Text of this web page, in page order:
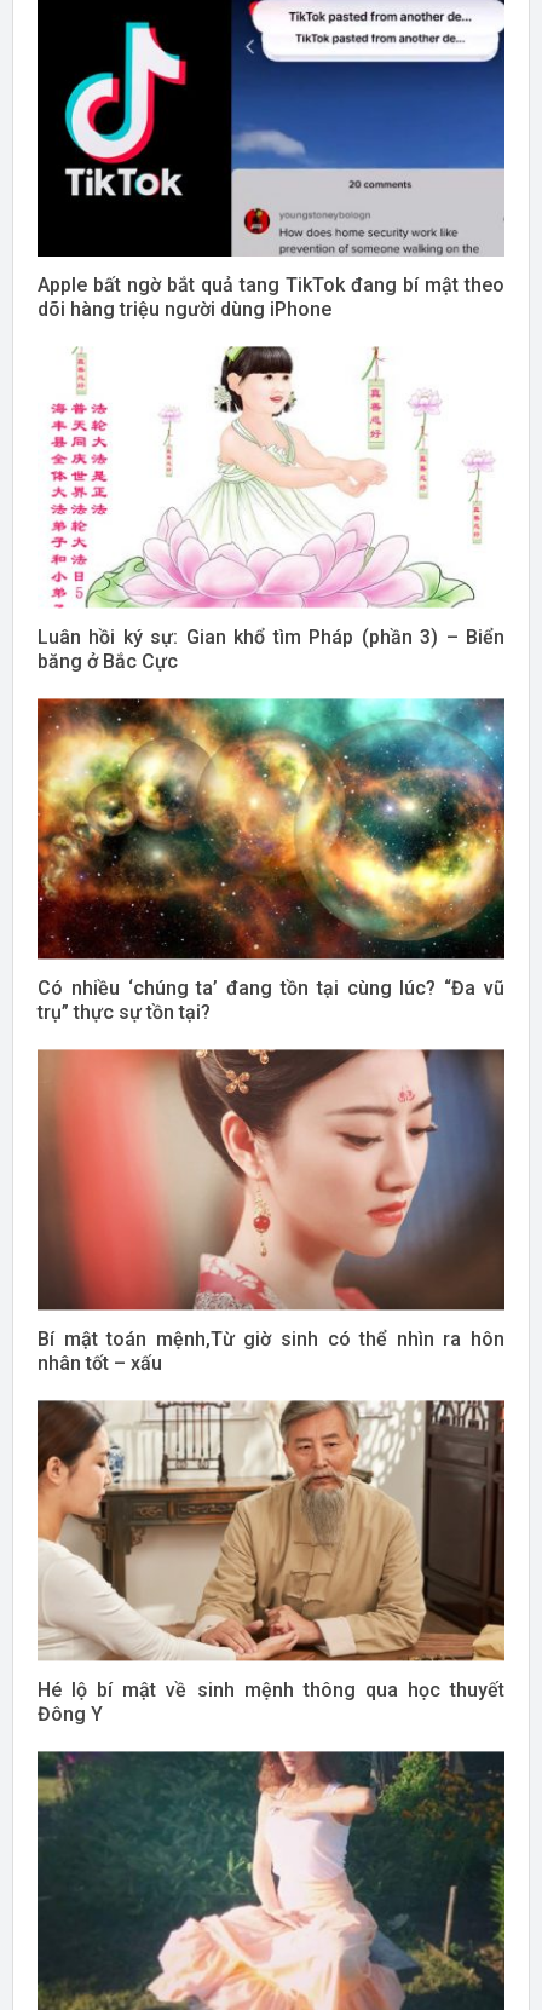
Apple bất ngờ bắt quả tang TikTok đang bí mật theo
dõi hàng triệu người dùng iPhone
Luân hồi ký sự: Gian khổ tìm Pháp (phần 3) – Biển
băng ở Bắc Cực
Có nhiều ‘chúng ta’ đang tồn tại cùng lúc? “Đa vũ
trụ” thực sự tồn tại?
Bí mật toán mệnh,Từ giờ sinh có thể nhìn ra hôn
nhân tốt – xấu
Hé lộ bí mật về sinh mệnh thông qua học thuyết
Đông Y